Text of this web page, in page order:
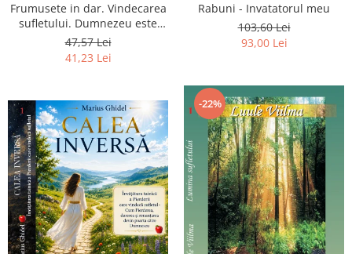
Frumusete in dar. Vindecarea
sufletului. Dumnezeu este
chiar dragostea ta. Editia a 2-
a
47,57 Lei
41,23 Lei
Rabuni - Invatatorul meu
103,60 Lei
93,00 Lei
-22%